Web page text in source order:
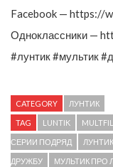
Facebook — https://
Одноклассники —
#лунтик #мультик
CATEGORY ЛУНТИК
TAG LUNTIK
СЕРИИ ПОДРЯД
ДРУЖБУ МУЛЬТИК ПРО